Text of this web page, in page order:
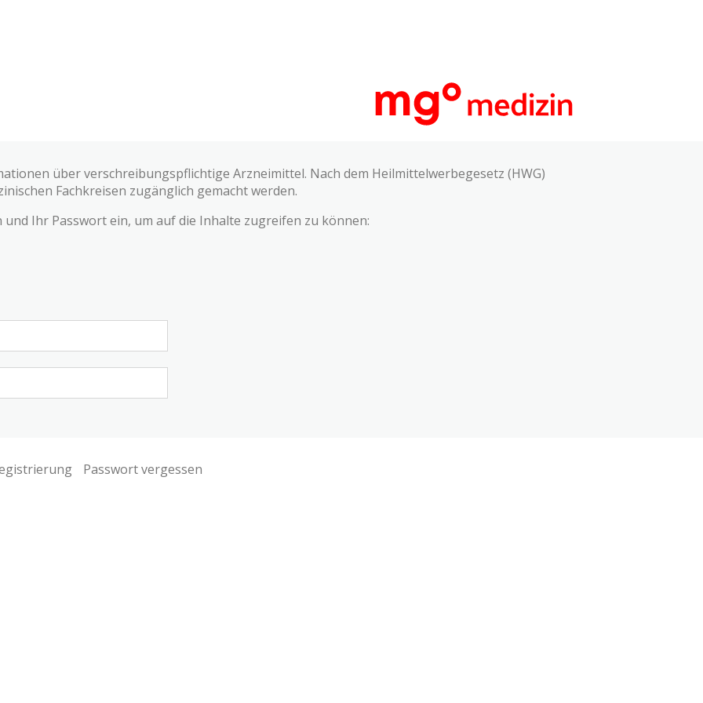
über verschreibungspflichtige Arzneimittel. Nach dem Heilmittelwerbegesetz (HWG)
Fachkreisen zugänglich gemacht werden.
Ihr Passwort ein, um auf die Inhalte zugreifen zu können:
Passwort vergessen